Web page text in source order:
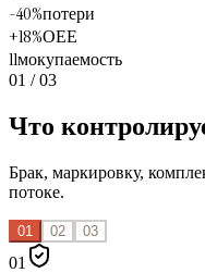
-40%потери
+18%OEE
11мокупаемость
01 /03
Что
Брак, маркировку,
потоке.
01 02 03
01